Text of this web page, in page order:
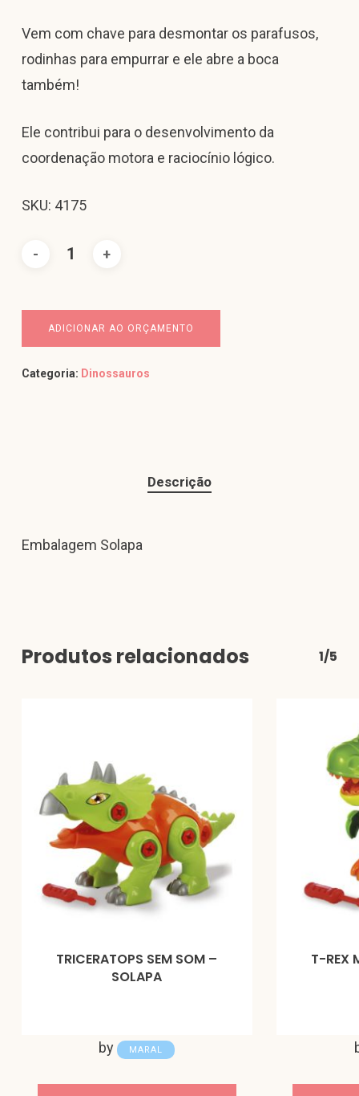
Vem com chave para desmontar os parafusos,
rodinhas para empurrar e ele abre a boca
também!
Ele contribui para o desenvolvimento da
coordenação motora e raciocínio lógico.
SKU: 4175
ADICIONAR AO ORÇAMENTO
Categoria: Dinossauros
Descrição
Embalagem Solapa
Produtos relacionados 1/5
TRICERATOPS SEM SOM –
SOLAPA
by MARAL
T-REX